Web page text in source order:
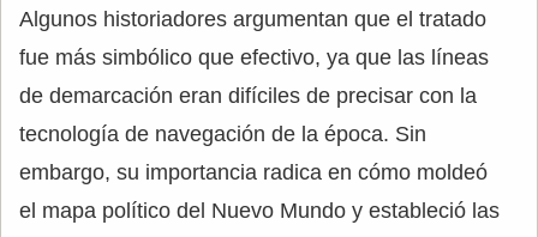
Algunos historiadores argumentan que el tratado
fue más simbólico que efectivo, ya que las líneas
de demarcación eran difíciles de precisar con la
tecnología de navegación de la época. Sin
embargo, su importancia radica en cómo moldeó
el mapa político del Nuevo Mundo y estableció las